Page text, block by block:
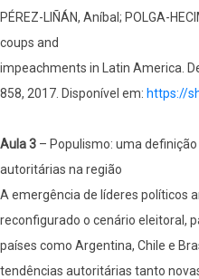
PÉREZ-LIÑÁN, Aníbal; POLGA-
coups and
impeachments in Latin America.
858, 2017. Disponível em: https://
Aula 3 – Populismo: uma
autoritárias na região
A emergência de líderes políticos
reconfigurado o cenário eleitoral,
países como Argentina, Chile e
tendências autoritárias tanto